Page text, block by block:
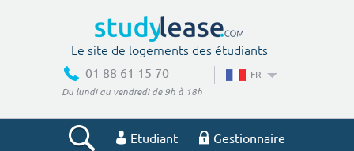
Le site de logements des étudiants
01 88 61 15 70
Du lundi au vendredi de 9h à 18h
FR
Etudiant Gestionnaire